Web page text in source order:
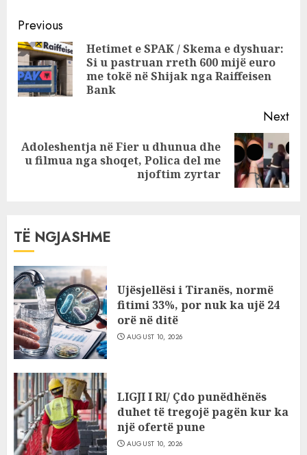
Samir Mane
biznesmeni qe iu
bllokuan serverat
për të fshehur
vilat e Arben
Continue
Reading
Previous
Hetimet e SPAK / Skema e dyshuar:
Si u pastruan rreth 600 mijë euro
me tokë në Shijak nga Raiffeisen
Bank
Next
Next
Adoleshentja në Fier u dhunua dhe
u filmua nga shoqet, Polica del me
njoftim zyrtar
TË NGJASHME
Ujësjellësi i Tiranës, normë
fitimi 33%, por nuk ka ujë 24
orë në ditë
AUGUST 10, 2026
LIGJI I RI/ Çdo punëdhënës
duhet të tregojë pagën kur ka
një ofertë pune
AUGUST 10, 2026